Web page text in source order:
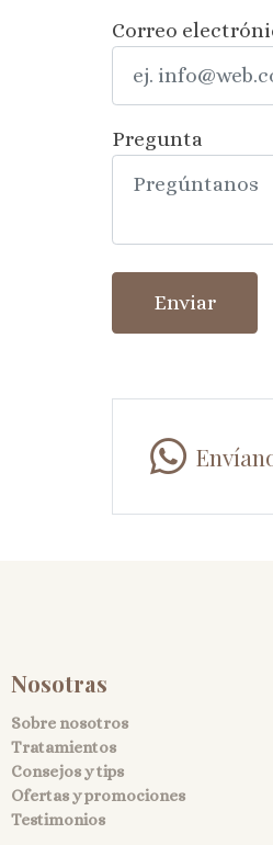
Correo
Pregunta
Enviar
Nosotras
Sobre nosotros
Tratamientos
Consejos y tips
Ofertas y promociones
Testimonios